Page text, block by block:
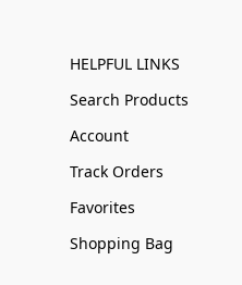
HELPFUL LINKS
Search Products
Account
Track Orders
Favorites
Shopping Bag